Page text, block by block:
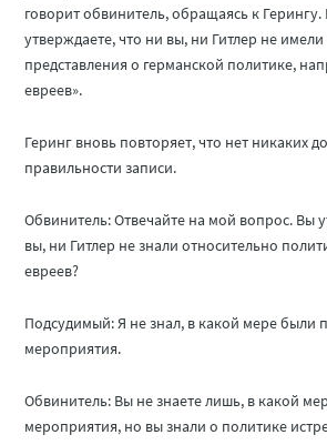
говорит обвинитель, обращаясь к
утверждаете, что ни вы, ни Гитлер не
представления о германской политике,
евреев».
Геринг вновь повторяет, что нет никаких
правильности записи.
Обвинитель: Отвечайте на мой вопрос. Вы
вы, ни Гитлер не знали относительно
евреев?
Подсудимый: Я не знал, в какой мере были
мероприятия.
Обвинитель: Вы не знаете лишь, в какой
мероприятия, но вы знали о политике